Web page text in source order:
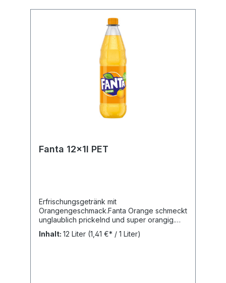
Fanta 12x1l PET
Erfrischungsgetränk mit
Orangengeschmack.Fanta Orange schmeckt
unglaublich prickelnd und super orangig.
Trinke Fanta. Lebe
bunter!Nährwertangaben: Brennwert: 163.3
Inhalt: 12 Liter (1,41 €* / 1 Liter)